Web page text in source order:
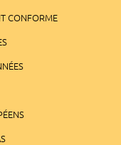
CONFORME